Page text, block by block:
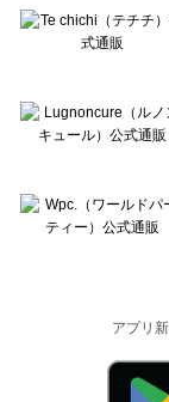
アプリ